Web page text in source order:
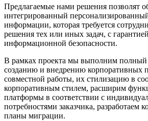
Предлагаемые нами решения позволят
интегрированный
информации, которая требуется
решения тех или иных задач, с
информационной безопасности.
В рамках проекта мы выполним полный
созданию и внедрению корпоративных
совместной работы, их стилизацию в
корпоративным стилем, расширим
платформы в соответствии с
потребностями заказчика, разработаем
планы миграции.